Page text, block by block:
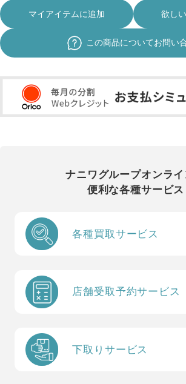
マイアイテムに追加 欲し
この商品についてお問い
ナニワグループオンラ
便利な各種サービス
各種買取サービス
店舗受取予約サービス
下取りサービス